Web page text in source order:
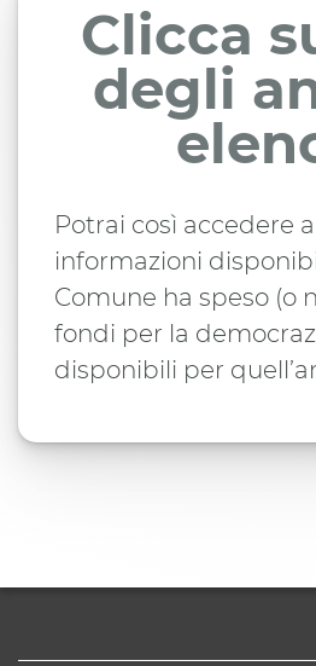
Clicca
degli
Potrai così accedere
informazioni
Comune ha speso (o
fondi per la
disponibili per